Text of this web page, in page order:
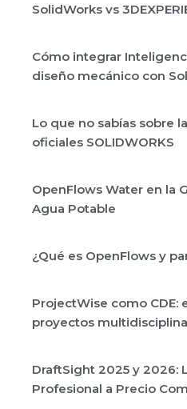
SolidWorks vs
Cómo integrar
diseño mecánico con
Lo que no sabías sobre
oficiales SOLIDWORKS
OpenFlows Water en la
Agua Potable
¿Qué es OpenFlows y
ProjectWise como CDE:
proyectos
DraftSight 2025 y 2026:
Profesional a Precio